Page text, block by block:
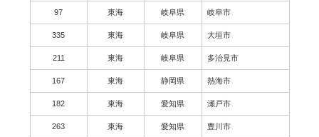
97 東海 岐阜県 岐阜市
335 東海 岐阜県 大垣市
211 東海 岐阜県 多治見市
167 東海 静岡県 熱海市
182 東海 愛知県 瀬戸市
263 東海 愛知県 豊川市